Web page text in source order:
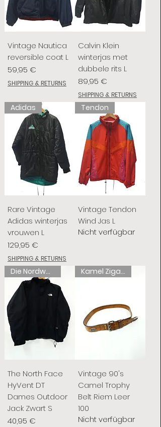
Vintage Nautica
reversible coat L
Preis
59,95 €
SHIPPING & RETURNS
Calvin Klein
winterjas met
dubbele rits L
Preis
89,95 €
SHIPPING & RETURNS
Adidas
Rare Vintage
Adidas winterjas
vrouwen L
Preis
129,95 €
SHIPPING & RETURNS
Tendon
Vintage Tendon
Wind Jas L
Nicht verfügbar
Die Nordwand
The North Face
HyVent DT
Dames Outdoor
Jack Zwart S
Preis
40,95 €
Kamel Zigaretten
Vintage 90's
Camel Trophy
Belt Riem Leer
100
Nicht verfügbar